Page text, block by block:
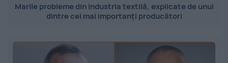
Marile probleme din industria textilă, explicate de unul
dintre cei mai importanți producători